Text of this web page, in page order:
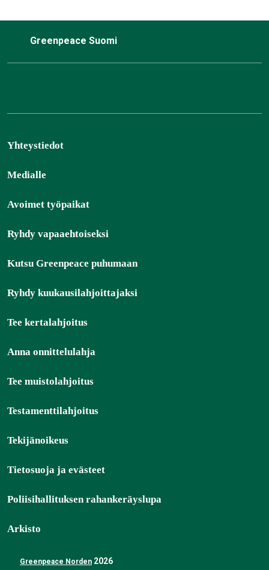
Greenpeace Suomi
Yhteystiedot
Medialle
Avoimet työpaikat
Ryhdy vapaaehtoiseksi
Kutsu Greenpeace puhumaan
Ryhdy kuukausilahjoittajaksi
Tee kertalahjoitus
Anna onnittelulahja
Tee muistolahjoitus
Testamenttilahjoitus
Tekijänoikeus
Tietosuoja ja evästeet
Poliisihallituksen rahankeräyslupa
Arkisto
Greenpeace Norden 2026